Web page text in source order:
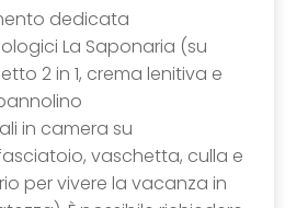
dedicata
La Saponaria (su
2 in 1, crema lenitiva e
in camera su
vaschetta, culla e
per vivere la vacanza in